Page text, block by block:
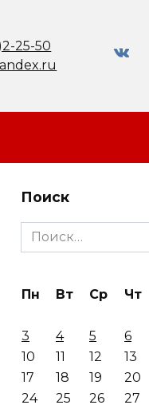
25-50
Поиск
Search
for:
Пн Вт Ср Чт
3
4 5 6
10
11 12 13
17
18 19 20
24
25 26 27